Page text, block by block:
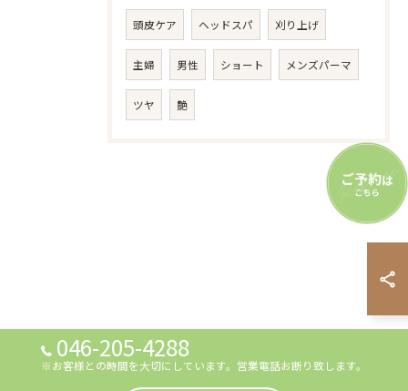
頭皮ケア ヘッドスパ 刈り上げ
主婦 男性 ショート メンズパーマ
ツヤ 艶
046-205-4288
※お客様との時間を大切にしています。営業電話お断り致します。